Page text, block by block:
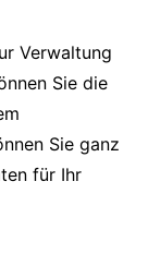
Verwaltung
Sie die
Sie ganz
für Ihr